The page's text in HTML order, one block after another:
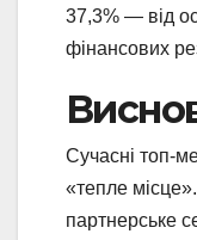
37,3% — від
фінансових
Сучасні топ-
«тепле
партнерське